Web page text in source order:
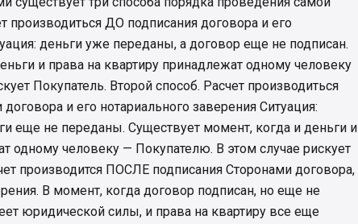
производиться ДО подписания договора и его
деньги уже переданы, а договор еще не подписан.
и права на квартиру принадлежат одному человеку
Покупатель. Второй способ. Расчет производиться
и его нотариального заверения Ситуация:
еще не переданы. Существует момент, когда и деньги и
одному человеку — Покупателю. В этом случае рискует
производится ПОСЛЕ подписания Сторонами договора,
В момент, когда договор подписан, но еще не
юридической силы, и права на квартиру все еще